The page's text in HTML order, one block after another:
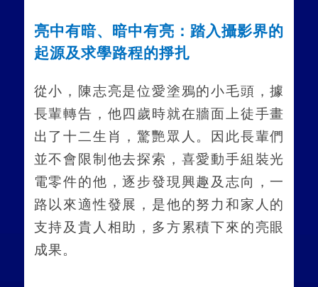
亮中有暗、暗中有亮：踏入攝影界的
起源及求學路程的掙扎
從小，陳志亮是位愛塗鴉的小毛頭，據
長輩轉告，他四歲時就在牆面上徒手畫
出了十二生肖，驚艷眾人。因此長輩們
並不會限制他去探索，喜愛動手組裝光
電零件的他，逐步發現興趣及志向，一
路以來適性發展，是他的努力和家人的
支持及貴人相助，多方累積下來的亮眼
成果。